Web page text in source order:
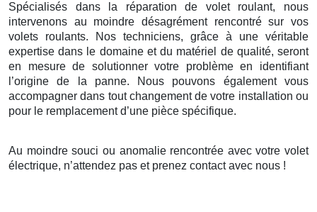
Spécialisés dans la réparation de volet roulant, nous
intervenons au moindre désagrément rencontré sur vos
volets roulants. Nos techniciens, grâce à une véritable
expertise dans le domaine et du matériel de qualité, seront
en mesure de solutionner votre problème en identifiant
l’origine de la panne. Nous pouvons également vous
accompagner dans tout changement de votre installation ou
pour le remplacement d’une pièce spécifique.
Au moindre souci ou anomalie rencontrée avec votre volet
électrique, n’attendez pas et prenez contact avec nous !